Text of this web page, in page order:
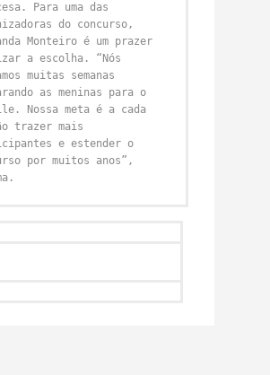
Para uma das
do concurso,
Monteiro é um prazer
a escolha. “Nós
muitas semanas
as meninas para o
Nossa meta é a cada
trazer mais
e estender o
por muitos anos”,